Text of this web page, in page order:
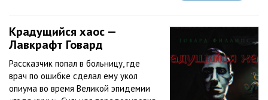
Крадущийся хаос —
Лавкрафт Говард
Рассказчик попал в больницу, где
врач по ошибке сделал ему укол
опиума во время Великой эпидемии